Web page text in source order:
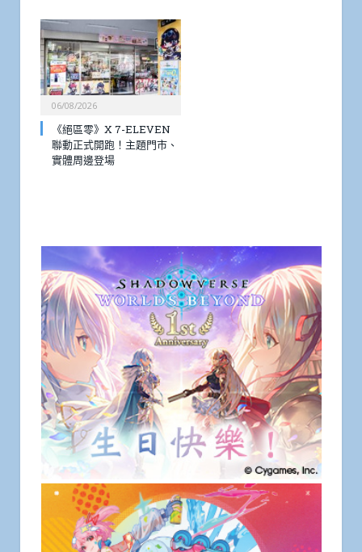
06/08/2026
《絕區零》X 7-ELEVEN
聯動正式開跑！主題門市、
實體周邊登場